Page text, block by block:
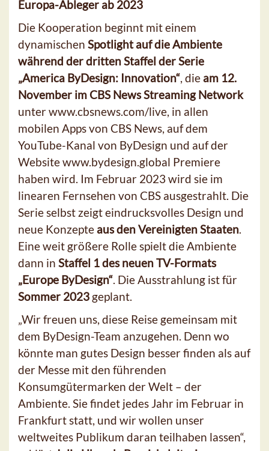
Europa-Ableger ab 2023
Die Kooperation beginnt mit einem
dynamischen Spotlight auf die Ambiente
während der dritten Staffel der Serie
„America ByDesign: Innovation“ , die am 12.
November im CBS News Streaming Network
unter www.cbsnews.com/live, in allen
mobilen Apps von CBS News, auf dem
YouTube-Kanal von ByDesign und auf der
Website www.bydesign.global Premiere
haben wird. Im Februar 2023 wird sie im
linearen Fernsehen von CBS ausgestrahlt. Die
Serie selbst zeigt eindrucksvolles Design und
neue Konzepte aus den Vereinigten Staaten
Eine weit größere Rolle spielt die Ambiente
dann in Staffel 1 des neuen TV-Formats
„Europe ByDesign“ . Die Ausstrahlung ist für
Sommer 2023 geplant.
„Wir freuen uns, diese Reise gemeinsam mit
dem ByDesign-Team anzugehen. Denn wo
könnte man gutes Design besser finden als auf
der Messe mit den führenden
Konsumgütermarken der Welt – der
Ambiente. Sie findet jedes Jahr im Februar in
Frankfurt statt, und wir wollen unser
weltweites Publikum daran teilhaben lassen“,